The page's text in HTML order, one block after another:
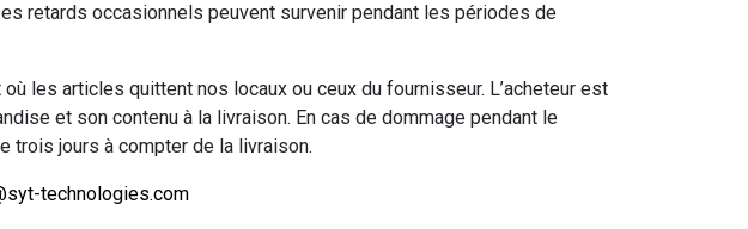
retards occasionnels peuvent survenir pendant les périodes de
les articles quittent nos locaux ou ceux du fournisseur. L’acheteur est
et son contenu à la livraison. En cas de dommage pendant le
trois jours à compter de la livraison.
technologies.com